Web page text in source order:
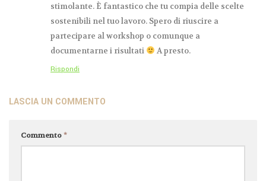
stimolante. È fantastico che tu compia delle scelte
sostenibili nel tuo lavoro. Spero di riuscire a
partecipare al workshop o comunque a
documentarne i risultati
A presto.
Rispondi
LASCIA UN COMMENTO
Commento*